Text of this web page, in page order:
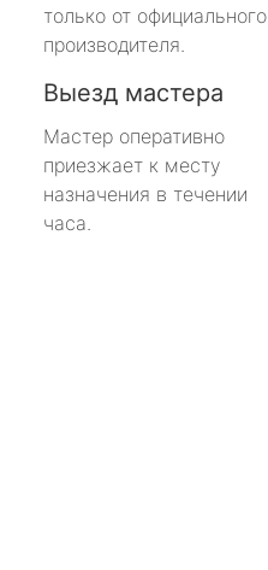
только от официального
производителя.
Выезд мастера
Мастер оперативно
приезжает к месту
назначения в течении
часа.